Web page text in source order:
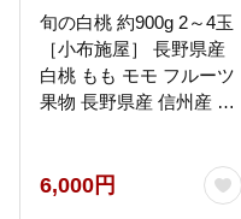
旬の白桃 約900g 2～4玉
［小布施屋］ 長野県産
白桃 もも モモ フルーツ
果物 長野県産 信州産 ク
鳳 川中島白桃など 令和8
年産 【2026年7月上旬～
6,000円